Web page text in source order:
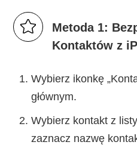
Metoda 1:
Kontaktów z
Wybierz ikonkę
głównym.
Wybierz kontakt z
zaznacz nazwę